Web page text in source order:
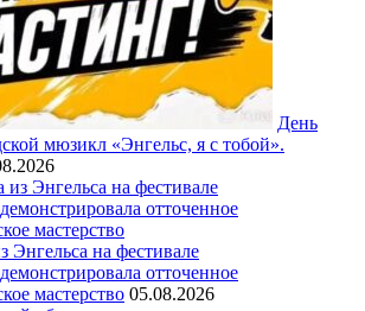
День
мюзикл «Энгельс, я с тобой».
Энгельса на фестивале
отточенное
мастерство 05.08.2026